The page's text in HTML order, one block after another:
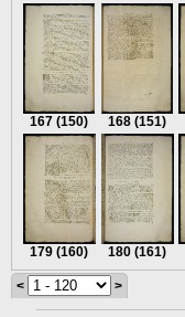
167 (150) 168 (151)
179 (160) 180 (161)
< >